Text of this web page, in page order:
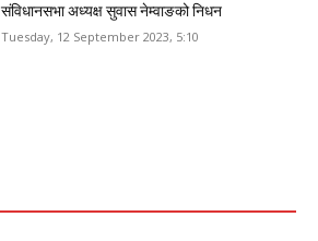
संविधानसभा अध्यक्ष सुवास नेम्वाङको निधन
Tuesday, 12 September 2023, 5:10